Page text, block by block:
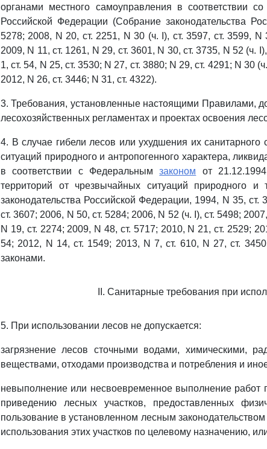
органами местного самоуправления в соответствии со
Российской Федерации (Собрание законодательства
5278; 2008, N 20, ст. 2251, N 30 (ч. I), ст. 3597, ст. 3599, N
2009, N 11, ст. 1261, N 29, ст. 3601, N 30, ст. 3735, N 52 (ч.
1, ст. 54, N 25, ст. 3530; N 27, ст. 3880; N 29, ст. 4291; N 30
2012, N 26, ст. 3446; N 31, ст. 4322).
3. Требования, установленные настоящими Правилами,
лесохозяйственных регламентах и проектах освоения
4. В случае гибели лесов или ухудшения их санитарного
ситуаций природного и антропогенного характера,
в соответствии с Федеральнымзаконом от
территорий от чрезвычайных ситуаций природного и
законодательства Российской Федерации, 1994, N 35,
ст. 3607; 2006, N 50, ст. 5284; 2006, N 52 (ч. I), ст. 5498;
N 19, ст. 2274; 2009, N 48, ст. 5717; 2010, N 21, ст. 2529;
54; 2012, N 14, ст. 1549; 2013, N 7, ст. 610, N 27, ст.
законами.
II. Санитарные требования при
5. При использовании лесов не допускается:
загрязнение лесов сточными водами, химическими,
веществами, отходами производства и потребления и
невыполнение или несвоевременное выполнение работ
приведению лесных участков, предоставленных
пользование в установленном лесным
использования этих участков по целевому назначению,